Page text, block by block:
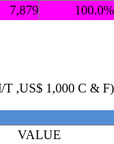
7,879 100.0%
T ,US$ 1,000 C & F)
VALUE